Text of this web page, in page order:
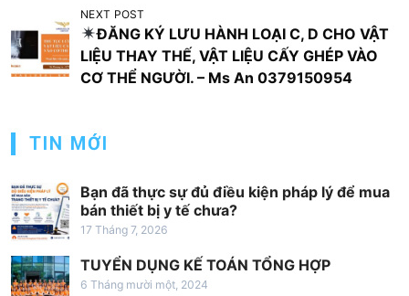
h
ư
ớ
g
b
à
i
v
i
NEXT POST
ĐĂNG KÝ LƯU HÀNH LOẠI C, D CHO VẬT
LIỆU THAY THẾ, VẬT LIỆU CẤY GHÉP VÀO
CƠ THỂ NGƯỜI. – Ms An 0379150954
TIN MỚI
Bạn đã thực sự đủ điều kiện pháp lý để mua
bán thiết bị y tế chưa?
17 Tháng 7, 2026
TUYỂN DỤNG KẾ TOÁN TỔNG HỢP
6 Tháng mười một, 2024